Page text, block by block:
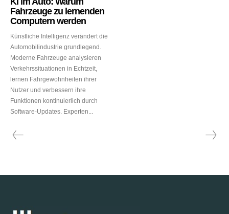
Fahrzeuge zu lernenden
Computern werden
Künstliche Intelligenz verändert die
Automobilindustrie grundlegend.
Moderne Fahrzeuge analysieren
Verkehrssituationen in Echtzeit,
lernen Fahrgewohnheiten ihrer
Nutzer und verbessern ihre
Funktionen kontinuierlich durch
Software-Updates. Experten...